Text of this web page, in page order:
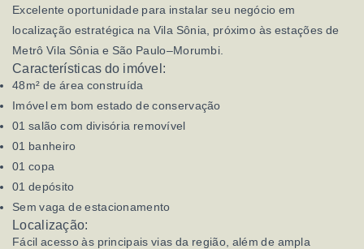
Excelente oportunidade para instalar seu negócio em
localização estratégica na Vila Sônia, próximo às estações de
Metrô Vila Sônia e São Paulo–Morumbi.
Características do imóvel:
48m² de área construída
Imóvel em bom estado de conservação
01 salão com divisória removível
01 banheiro
01 copa
01 depósito
Sem vaga de estacionamento
Localização:
Fácil acesso às principais vias da região, além de ampla